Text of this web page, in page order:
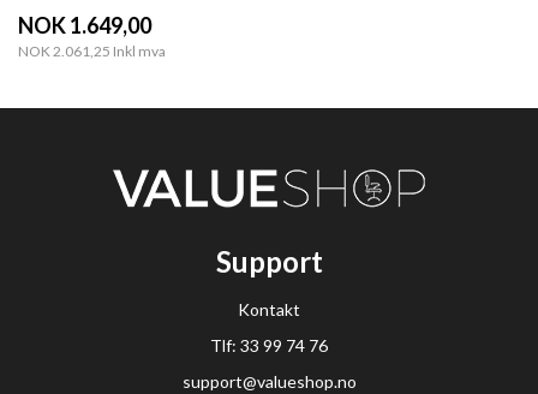
NOK 1.649,00
NOK 2.061,25 Inkl mva
Support
Kontakt
Tlf: 33 99 74 76
support@valueshop.no